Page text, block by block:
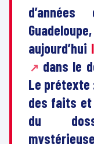
aujourd’hui
dans le
Le prétexte
des faits et
du